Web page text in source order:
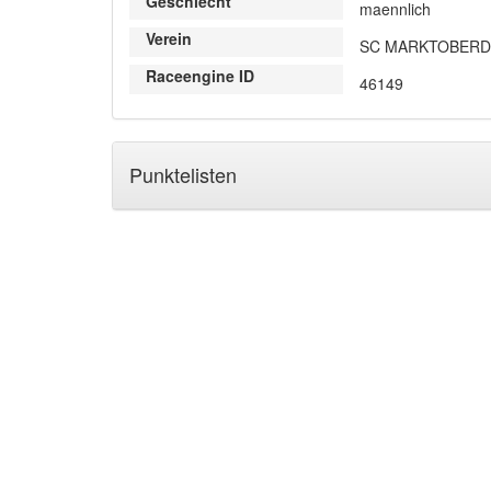
maennlich
Verein
SC
Raceengine ID
46149
Punktelisten